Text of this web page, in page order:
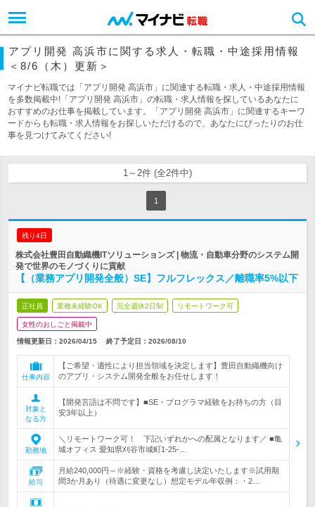
アプリ開発 高浜市に関する求人・転職・中途採用情報
＜8/6（木）更新＞
マイナビ転職では「アプリ開発 高浜市」に関連する転職・求人・中途採用情報
を多数掲載中!「アプリ開発 高浜市」の転職・求人情報を探しているあなたに
おすすめのお仕事を掲載しています。「アプリ開発 高浜市」に関連するキーワ
ードからも転職・求人情報をお探しいただけるので、あなたにぴったりのお仕
事を見つけてみてください!
1～2件 (全2件中)
1
残り4日
株式会社豊田自動織機ITソリューションズ | 物流・自動車分野のシステム開
発で世界のモノづくりに貢献
【（業務アプリ開発全般）SE】フルフレックス／離職率5%以下
正社員 業種未経験OK 完全週休2日制 リモートワーク可
女性のおしごと掲載中
情報更新日：2026/04/15 終了予定日： 2026/08/10
仕事内容
【ご希望・適性により担当領域を決定します】豊田自動織機向け
のアプリ・システム開発全般をお任せします！
対象と
なる方
【開発言語は不問です】■SE・プログラマ経験をお持ちの方（目
安3年以上）
勤務地
＼リモートワーク可！ 下記いずれかへの配属となります／ ■亀
城オフィス 愛知県刈谷市城町1-25-…
給与
月給240,000円～※経験・資格を考慮し決定いたします※試用期
間3か月あり（待遇に変更なし）想定モデル年収例：・2…